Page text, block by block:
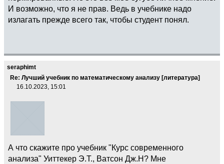
И возможно, что я не прав. Ведь в учебнике надо
излагать прежде всего так, чтобы студент понял.
seraphimt
Re: Лучший учебник по математическому анализу [литература]
16.10.2023, 15:01
А что скажите про учебник "Курс современного
анализа" Уиттекер Э.Т., Ватсон Дж.Н? Мне